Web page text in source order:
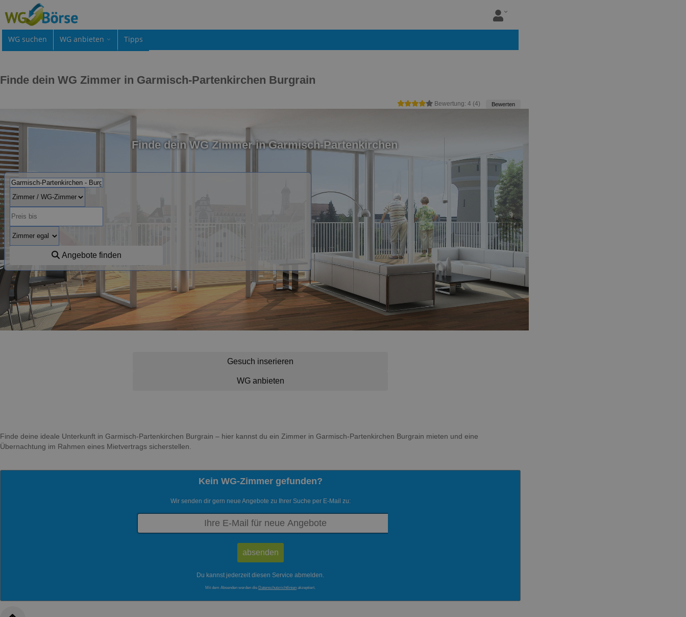
WG suchen WG anbieten Tipps
Finde dein WG Zimmer in Garmisch-Partenkirchen Burgrain
Bewertung: 4 (4) Bewerten
Finde dein WG Zimmer in Garmisch-Partenkirchen
Angebote finden
Gesuch inserieren
WG anbieten
Finde deine ideale Unterkunft in Garmisch-Partenkirchen Burgrain – hier kannst du ein Zimmer in Garmisch-Partenkirchen Burgrain mieten und eine
Übernachtung im Rahmen eines Mietvertrags sicherstellen.
Kein WG-Zimmer gefunden?
Wir senden dir gern neue Angebote zu Ihrer Suche per E-Mail zu:
Du kannst jederzeit diesen Service abmelden.
Mit dem Absenden werden die Datenschutzrichtlinien akzeptiert.